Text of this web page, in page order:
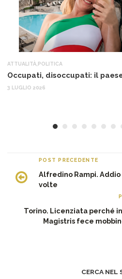
ATTUALITÀ POLITICA
Occupati, disoccupati: il
3 LUGLIO 2026
POST PRECEDENTE
Alfredino Rampi. Addio
volte
Torino. Licenziata perché
Magistris fece
CERCA NEL